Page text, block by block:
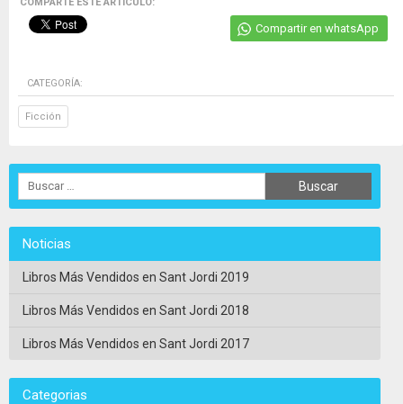
Compartir en whatsApp
CATEGORÍA:
Ficción
Noticias
Libros Más Vendidos en Sant Jordi 2019
Libros Más Vendidos en Sant Jordi 2018
Libros Más Vendidos en Sant Jordi 2017
Categorias